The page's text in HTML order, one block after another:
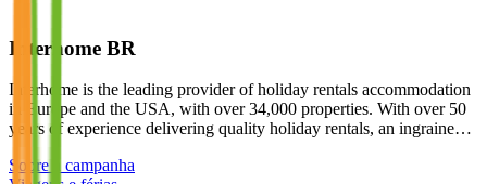
Interhome BR
Interhome is the leading provider of holiday rentals accommodation
in Europe and the USA, with over 34,000 properties. With over 50
years of experience delivering quality holiday rentals, an ingraine…
Sobre a campanha